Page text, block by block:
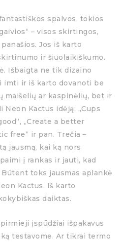
spalvos, tokios
– visos skirtingos,
Jos iš karto
ir šiuolaikiškumo.
Išbaigta ne tik dizaino
imti ir iš karto dovanoti be
maišelių ar kaspinėlių, bet ir
Kactus idėją: „Cups
„Create a better
free“ ir pan. Trečia –
jausmą, kai ką nors
į rankas ir jauti, kad
toks jausmas aplankė
Kactus. Iš karto
daiktas.
įspūdžiai išpakavus
testavome. Ar tikrai termo